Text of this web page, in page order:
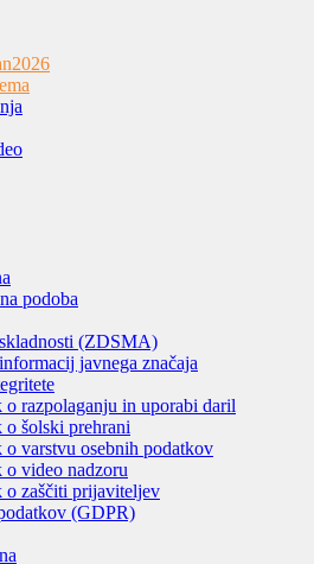
2026
podoba
(ZDSMA)
javnega značaja
razpolaganju in uporabi daril
šolski prehrani
varstvu osebnih podatkov
video nadzoru
o zaščiti prijaviteljev
(GDPR)